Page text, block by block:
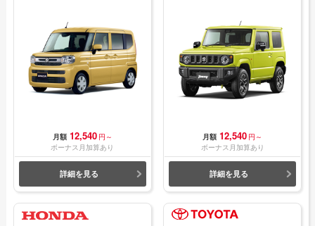
月額 12,540 円～
ボーナス月加算あり
詳細を見る
月額 12,540 円～
ボーナス月加算あり
詳細を見る